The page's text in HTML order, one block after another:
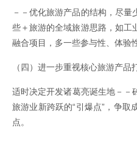
－－优化旅游产品的结构，尽
些＋旅游的全域旅游思路，如工
融合项目，多一些参与性、体验
（四）进一步重视核心旅游产品
适时决定开发诸葛亮诞生地－－
旅游业新跨跃的“引爆点”，争取
点。